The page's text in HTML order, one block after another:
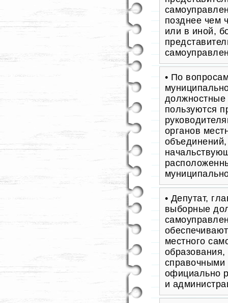
позднее чем
или в иной,
• По
должностные
пользуются
органов
• Депутат,
выборные
местного
справочными
официально
и